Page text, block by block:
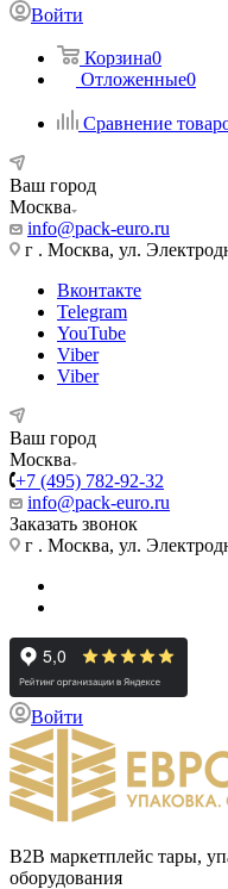
Войти
Корзина0
Отложенные0
Сравнение
Ваш город
Москва
info@pack-euro.ru
г . Москва, ул.
Вконтакте
Telegram
YouTube
Viber
Viber
Ваш город
Москва
+7 (495) 782-92-32
info@pack-euro.ru
Заказать звонок
г . Москва, ул.
Войти
B2B маркетплейс тары,
оборудования